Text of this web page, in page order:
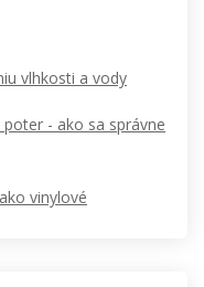
vlhkosti a vody
- ako sa správne
vinylové